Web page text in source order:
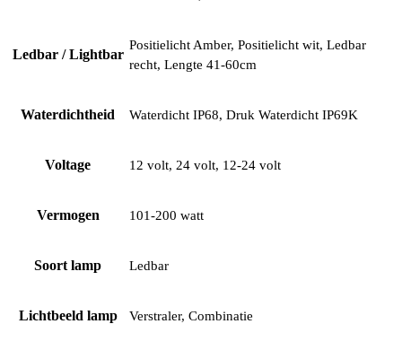
Ledbar / Lightbar
Positielicht Amber, Positielicht wit, Ledbar
recht, Lengte 41-60cm
Waterdichtheid Waterdicht IP68, Druk Waterdicht IP69K
Voltage 12 volt, 24 volt, 12-24 volt
Vermogen 101-200 watt
Soort lamp Ledbar
Lichtbeeld lamp Verstraler, Combinatie